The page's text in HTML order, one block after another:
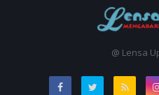
@ Lensa